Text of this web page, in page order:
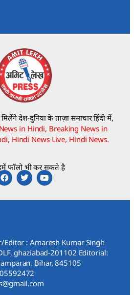
देश-दुनिया के ताज़ा समाचार हिंदी में,
in Hindi, Breaking News in
Hindi News Live, Hindi News.
फॉलो भी कर सकते है
: Amaresh Kumar Singh
ghaziabad-201102 Editorial:
Bihar, 845105